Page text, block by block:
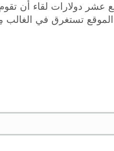
عشر دولارات لقاء أن
الموقع تستغرق في